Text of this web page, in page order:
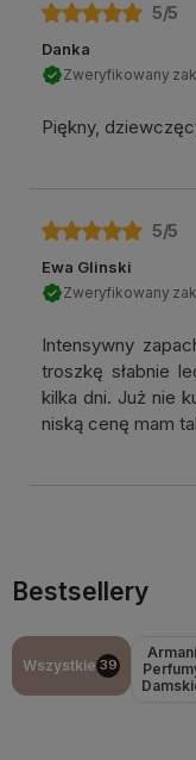
5/5
Danka
Zweryfikowany
Piękny,
5/5
Ewa Glinski
Zweryfikowany
Intensywny
troszkę słabnie
kilka dni. Już nie
niską cenę mam
Bestsellery
Wszystkie 39
Armani